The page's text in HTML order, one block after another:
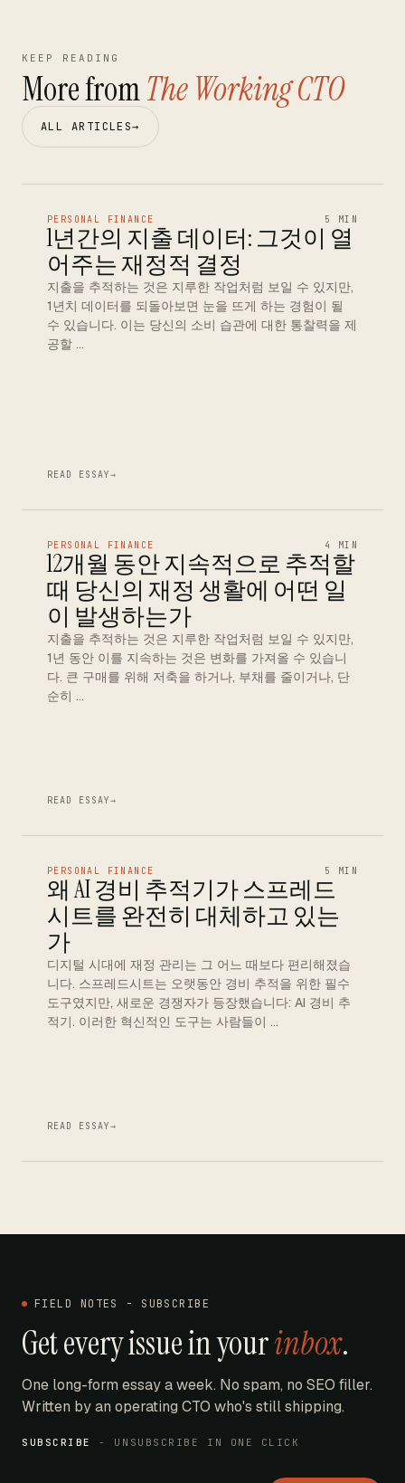
KEEP READING
More fromThe Working CTO
ALL ARTICLES→
PERSONAL FINANCE 5 MIN
1년간의 지출 데이터: 그것이 열
어주는 재정적 결정
지출을 추적하는 것은 지루한 작업처럼 보일 수 있지만,
1년치 데이터를 되돌아보면 눈을 뜨게 하는 경험이 될
수 있습니다. 이는 당신의 소비 습관에 대한 통찰력을 제
공할 …
READ ESSAY→
PERSONAL FINANCE 4 MIN
12개월 동안 지속적으로 추적할
때 당신의 재정 생활에 어떤 일
이 발생하는가
지출을 추적하는 것은 지루한 작업처럼 보일 수 있지만,
1년 동안 이를 지속하는 것은 변화를 가져올 수 있습니
다. 큰 구매를 위해 저축을 하거나, 부채를 줄이거나, 단
순히 …
READ ESSAY→
PERSONAL FINANCE 5 MIN
왜 AI 경비 추적기가 스프레드
시트를 완전히 대체하고 있는
가
디지털 시대에 재정 관리는 그 어느 때보다 편리해졌습
니다. 스프레드시트는 오랫동안 경비 추적을 위한 필수
도구였지만, 새로운 경쟁자가 등장했습니다: AI 경비 추
적기. 이러한 혁신적인 도구는 사람들이 …
READ ESSAY→
FIELD NOTES - SUBSCRIBE
Get every issue in yourinbox.
One long-form essay a week. No spam, no SEO filler.
Written by an operating CTO who's still shipping.
SUBSCRIBE - UNSUBSCRIBE IN ONE CLICK